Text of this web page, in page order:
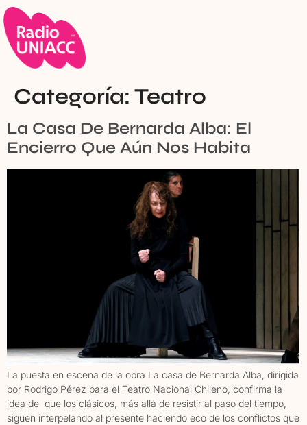
Categoría: Teatro
La Casa De Bernarda Alba: El
Encierro Que Aún Nos Habita
La puesta en escena de la obra La casa de Bernarda Alba, dirigida
por Rodrigo Pérez para el Teatro Nacional Chileno, confirma la
idea de que los clásicos, más allá de resistir al paso del tiempo,
siguen interpelando al presente haciendo eco de los conflictos que